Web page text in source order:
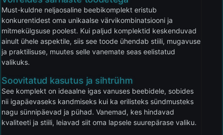
Must-kuldne neljaosaline beebikomplekt eristub
konkurentidest oma unikaalse värvikombinatsiooni ja
mitmekülgsuse poolest. Kui paljud komplektid keskenduvad
ainult ühele aspektile, siis see toode ühendab stiili, mugavuse
ja praktilisuse, muutes selle vanemate seas eelistatud
valikuks.
Soovitatud kasutus ja sihtrühm
See komplekt on ideaalne igas vanuses beebidele, sobides
nii igapäevaseks kandmiseks kui ka erilisteks sündmusteks
nagu sünnipäevad ja pühad. Vanemad, kes hindavad
kvaliteeti ja stiili, leiavad siit oma lapsele suurepärase valiku.